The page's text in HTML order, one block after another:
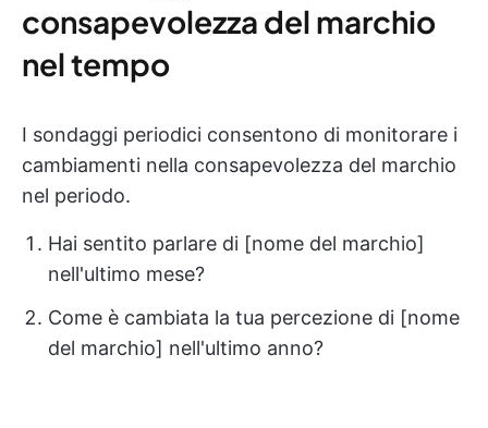
consapevolezza del marchio
nel tempo
I sondaggi periodici consentono di monitorare i
cambiamenti nella consapevolezza del marchio
nel periodo.
Hai sentito parlare di [nome del marchio]
nell'ultimo mese?
Come è cambiata la tua percezione di [nome
del marchio] nell'ultimo anno?